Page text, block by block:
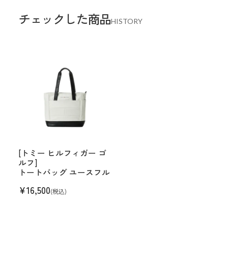
チェックした商品HISTORY
[トミー ヒルフィガー ゴ
ルフ]
トートバッグ ユースフル
¥16,500(税込)